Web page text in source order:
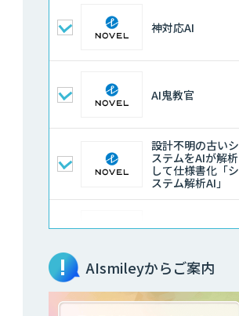
神対応AI
AI鬼教官
設計不明の古いシ
ステムをAIが解析
して仕様書化「シ
ステム解析AI」
LLMOチェキ
AIエージェント開
発支援
AIsmileyからご案内